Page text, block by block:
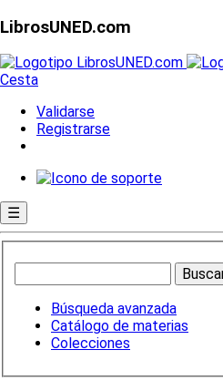
LibrosUNED.com
Cesta
Validarse
Registrarse
☰
Búsqueda avanzada
Catálogo de materias
Colecciones